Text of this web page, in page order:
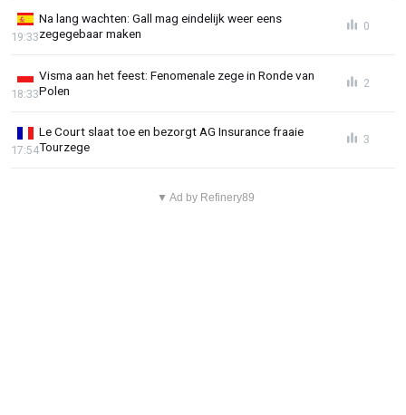
Na lang wachten: Gall mag eindelijk weer eens
zegegebaar maken
19:33
0
Visma aan het feest: Fenomenale zege in Ronde van
Polen
18:33
2
Le Court slaat toe en bezorgt AG Insurance fraaie
Tourzege
17:54
3
▼ Ad by Refinery89